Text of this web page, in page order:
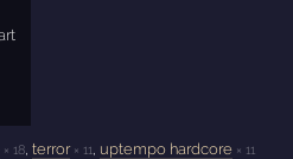
× 18 ,terror × 11 uptempo hardcore × 11